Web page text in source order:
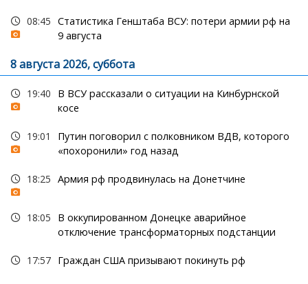
08:45 Статистика Генштаба ВСУ: потери армии рф на
9 августа
8 августа 2026, суббота
19:40
В ВСУ рассказали о ситуации на Кинбурнской
косе
19:01
Путин поговорил с полковником ВДВ, которого
«похоронили» год назад
18:25 Армия рф продвинулась на Донетчине
18:05
В оккупированном Донецке аварийное
отключение трансформаторных подстанции
17:57 Граждан США призывают покинуть рф